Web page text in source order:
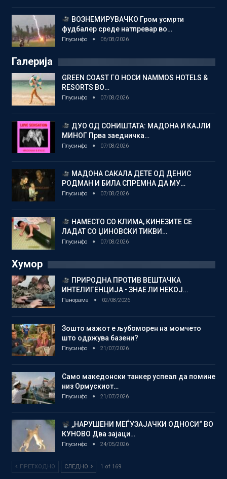
ВОЗНЕМИРУВАЧКО Гром усмрти
фудбалер среде натпревар во…
Плусинфо 06/08/2026
Галерија
GREEN COAST ГО НОСИ NAMMOS HOTELS &
RESORTS ВО…
Плусинфо 07/08/2026
ДУО ОД СОНИШТАТА: МАДОНА И КАЈЛИ
МИНОГ Прва заедничка…
Плусинфо 07/08/2026
МАДОНА САКАЛА ДЕТЕ ОД ДЕНИС
РОДМАН И БИЛА СПРЕМНА ДА МУ…
Плусинфо 07/08/2026
НАМЕСТО СО КЛИМА, КИНЕЗИТЕ СЕ
ЛАДАТ СО ЏИНОВСКИ ТИКВИ…
Плусинфо 07/08/2026
Хумор
ПРИРОДНА ПРОТИВ ВЕШТАЧКА
ИНТЕЛИГЕНЦИЈА • ЗНАЕ ЛИ НЕКОЈ…
Панорама 02/08/2026
Зошто мажот е љубоморен на момчето
што одржува базени?
Плусинфо 21/07/2026
Само македонски танкер успеал да помине
низ Ормускиот…
Плусинфо 21/07/2026
„НАРУШЕНИ МЕЃУЗАЈАЧКИ ОДНОСИ“ ВО
КУНОВО Два зајаци…
Плусинфо 24/05/2026
ПРЕТХОДНО СЛЕДНО 1 of 169